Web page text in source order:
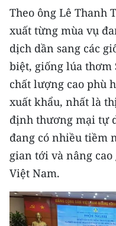
Infographic
TIN MỚI
TIN ĐỊA PHƯƠNG
Trung du và miền
Đồng bằng sông Hồng
Bắc Trung Bộ
Duyên hải Nam
Nguyên
Theo ông Lê Thanh
xuất từng mùa vụ
dịch dần sang các
biệt, giống lúa thơm
chất lượng cao phù
xuất khẩu, nhất là
định thương mại tự
đang có nhiều tiềm
gian tới và nâng
Việt Nam.